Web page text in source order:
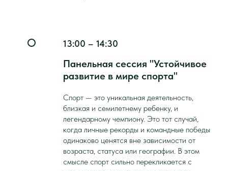
13:00 – 14:30
Панельная сессия "Устойчивое
развитие в мире спорта"
Спорт — это уникальная деятельность,
близкая и семилетнему ребенку, и
легендарному чемпиону. Это тот случай,
когда личные рекорды и командные победы
одинаково ценятся вне зависимости от
возраста, статуса или географии. В этом
смысле спорт сильно перекликается с